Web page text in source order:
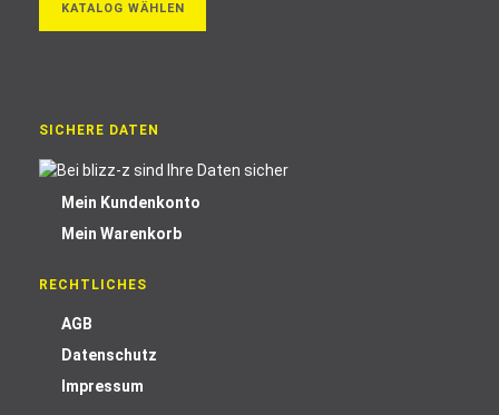
KATALOG WÄHLEN
SICHERE DATEN
Mein Kundenkonto
Mein Warenkorb
RECHTLICHES
AGB
Datenschutz
Impressum